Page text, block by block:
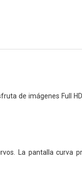
de imágenes Full
La pantalla curva